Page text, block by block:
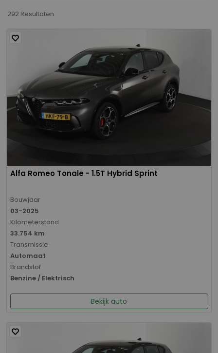
292 Resultaten
Alfa Romeo Tonale - 1.5T Hybrid Sprint
Bouwjaar
03-2025
Kilometerstand
33.754 km
Transmissie
Automaat
Brandstof
Benzine / Elektrisch
Bekijk auto